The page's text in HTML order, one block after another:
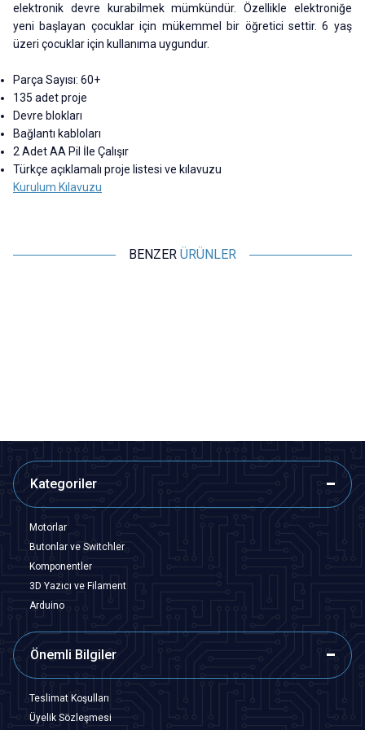
elektronik devre kurabilmek mümkündür. Özellikle elektroniğe
yeni başlayan çocuklar için mükemmel bir öğretici settir. 6 yaş
üzeri çocuklar için kullanıma uygundur.
Parça Sayısı: 60+
135 adet proje
Devre blokları
Bağlantı kabloları
2 Adet AA Pil İle Çalışır
Türkçe açıklamalı proje listesi ve kılavuzu
Kurulum Kılavuzu
BENZER ÜRÜNLER
Kategoriler
Motorlar
Butonlar ve Switchler
Komponentler
3D Yazıcı ve Filament
Arduino
Önemli Bilgiler
Teslimat Koşulları
Üyelik Sözleşmesi